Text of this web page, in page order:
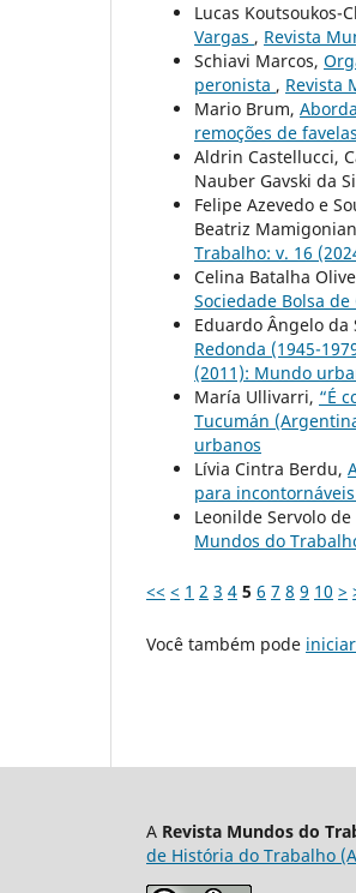
Lucas Koutsoukos-
Vargas , Revista
Schiavi Marcos,
peronista , Revista
Mario Brum,
remoções de
Aldrin Castellucci,
Nauber Gavski da
Felipe Azevedo e
Beatriz
Trabalho: v. 16
Celina Batalha
Sociedade Bolsa
Eduardo Ângelo da
Redonda (1945-
(2011): Mundo
María Ullivarri, “É
Tucumán
urbanos
Lívia Cintra Berdu,
para
Leonilde Servolo
Mundos do
<< < 1 2 3 4 5 6 7 8 9 10 >
Você também pode
A Revista Mundos do
de História do Trabalho